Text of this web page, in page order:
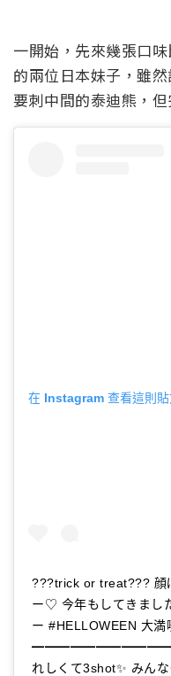
一開始，先來幾張口
的兩位日本妹子，雖
要刺中間的泰迪熊，
在 Instagram 查看這則
???trick or treat??? 顔
ー♡ 今年もしてきまし
ー #HELLOWEEN 大満
━━━━━━━━━━━━ †
れしくて3shot✨ みん